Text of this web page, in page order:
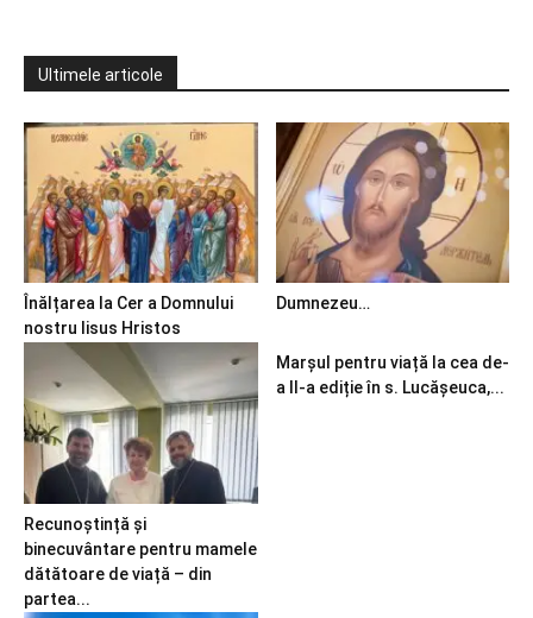
Ultimele articole
Înălțarea la Cer a Domnului
nostru Iisus Hristos
Dumnezeu…
Recunoștință și
binecuvântare pentru mamele
dătătoare de viață – din
partea...
Marșul pentru viață la cea de-
a II-a ediție în s. Lucășeuca,...